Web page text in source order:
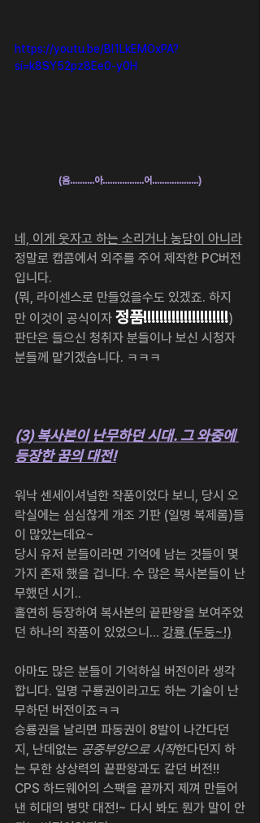
https://youtu.be/BI1LkEMOxPA?
si=k8SY52pz8Ee0-y0H
(음..........아.................어...................)
네, 이게 웃자고 하는 소리거나 농담이 아니라
정말로 캡콤에서 외주를 주어 제작한 PC버전
입니다.
(뭐, 라이센스로 만들었을수도 있겠죠. 하지
만 이것이 공식이자 정품!!!!!!!!!!!!!!!!!!!!!)
판단은 들으신 청취자 분들이나 보신 시청자
분들께 맡기겠습니다. ㅋㅋㅋ
(3) 복사본이 난무하던 시대. 그 와중에
등장한 꿈의 대전!
워낙 센세이셔널한 작품이었다 보니, 당시 오
락실에는 심심찮게 개조 기판 (일명 복제롬)들
이 많았는데요~
당시 유저 분들이라면 기억에 남는 것들이 몇
가지 존재 했을 겁니다. 수 많은 복사본들이 난
무했던 시기..
홀연히 등장하여 복사본의 끝판왕을 보여주었
던 하나의 작품이 있었으니... 강룡 (두둥~!)
아마도 많은 분들이 기억하실 버전이라 생각
합니다. 일명 구룡권이라고도 하는 기술이 난
무하던 버전이죠ㅋㅋ
승룡권을 날리면 파동권이 8발이 나간다던
지, 난데없는 공중부양으로 시작한다던지 하
는 무한 상상력의 끝판왕과도 같던 버전!!
CPS 하드웨어의 스팩을 끝까지 제껴 만들어
낸 히대의 병맛 대전!~ 다시 봐도 뭔가 말이 안